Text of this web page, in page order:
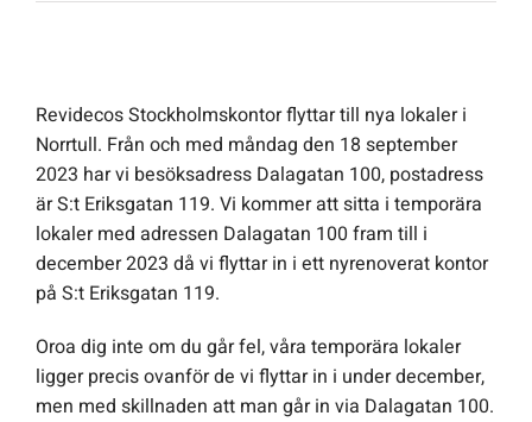
Revidecos Stockholmskontor flyttar till nya lokaler i
Norrtull. Från och med måndag den 18 september
2023 har vi besöksadress Dalagatan 100, postadress
är S:t Eriksgatan 119. Vi kommer att sitta i temporära
lokaler med adressen Dalagatan 100 fram till i
december 2023 då vi flyttar in i ett nyrenoverat kontor
på S:t Eriksgatan 119.
Oroa dig inte om du går fel, våra temporära lokaler
ligger precis ovanför de vi flyttar in i under december,
men med skillnaden att man går in via Dalagatan 100.